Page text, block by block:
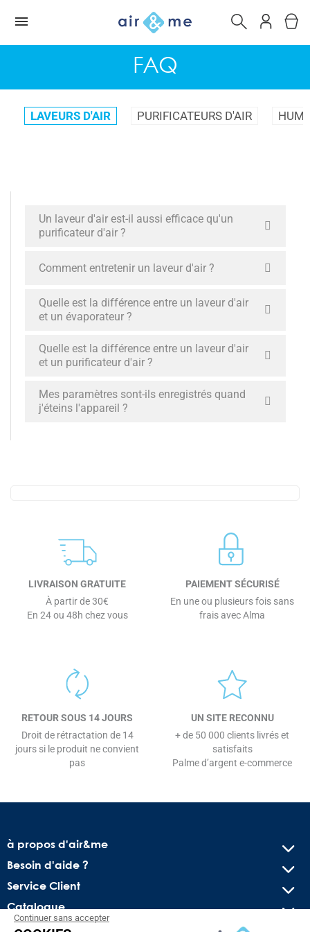
FAQ
LAVEURS D'AIR PURIFICATEURS D'AIR
Un laveur d'air est-il aussi efficace qu'un
purificateur d'air ?
Comment entretenir un laveur d'air ?
Quelle est la différence entre un laveur d'air
et un évaporateur ?
Quelle est la différence entre un laveur d'air
et un purificateur d'air ?
Mes paramètres sont-ils enregistrés quand
j'éteins l'appareil ?
LIVRAISON GRATUITE
À partir de 30€
En 24 ou 48h chez vous
PAIEMENT SÉCURISÉ
En une ou plusieurs fois sans
frais avec Alma
RETOUR SOUS 14 JOURS
Droit de rétractation de 14
jours si le produit ne convient
pas
UN SITE RECONNU
+ de 50 000 clients livrés et
satisfaits
Palme d’argent e-commerce
à propos d'air&me
Besoin d'aide ?
Service Client
Catalogue
Continuer sans accepter